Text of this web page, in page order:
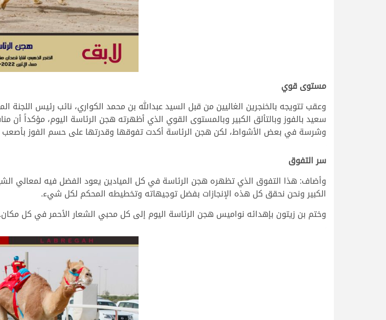
مستوى قوي
وعقب تتويجه بالخنجرين الغاليين من قبل السيد عبدالله بن محمد الكواري، نائب رئيس
سعيد بالفوز وبالتألق الكبير وبالمستوى القوي الذي أظهرته هجن الرئاسة اليوم، مؤكداً
وشرسة في بعض الأشواط، لكن هجن الرئاسة أكدت تفوقها وقدرتها على حسم الفوز بأصعب
سر التفوق
وأضاف: هذا التفوق الذي تظهره هجن الرئاسة في كل الميادين يعود الفضل فيه لمعالي
الكبير ونحن نحقق كل هذه الإنجازات بفضل توجيهاته وتخطيطه المحكم لكل شيء.
وختم بن زيتون بإهدائه نواميس هجن الرئاسة اليوم إلى كل محبي الشعار الأحمر في كل مكان.